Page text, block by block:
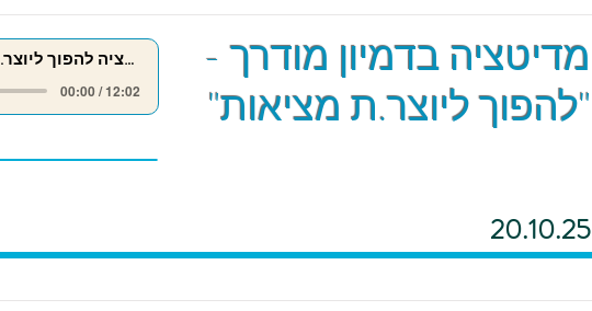
מדיטציה להפוך ליוצר.ת מציאות
00:00 / 12:02
מדיטציה בדמיון מודרך -
"להפוך ליוצר.ת מציאות"
20.10.25